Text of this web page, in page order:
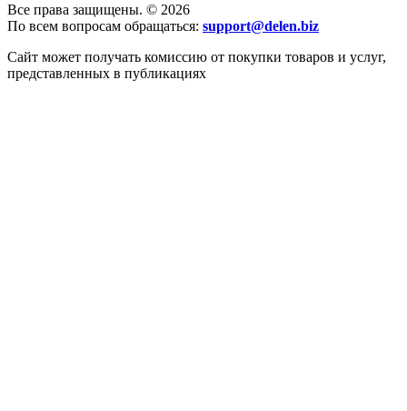
Все права защищены. © 2026
По всем вопросам обращаться: support@delen.biz
Сайт может получать комиссию от покупки товаров и услуг,
представленных в публикациях